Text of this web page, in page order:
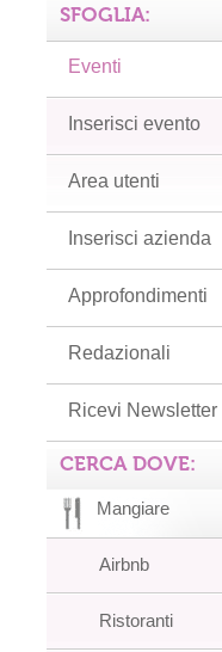
SFOGLIA:
Eventi
Inserisci evento
Area utenti
Inserisci azienda
Approfondimenti
Redazionali
Ricevi Newsletter
CERCA DOVE:
Mangiare
Airbnb
Ristoranti